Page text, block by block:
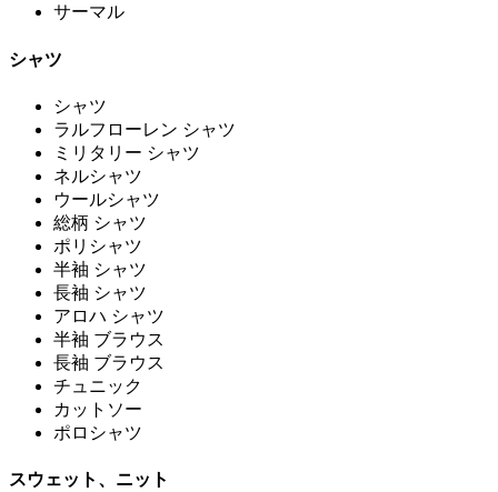
サーマル
シャツ
シャツ
ラルフローレン シャツ
ミリタリー シャツ
ネルシャツ
ウールシャツ
総柄 シャツ
ポリシャツ
半袖 シャツ
長袖 シャツ
アロハ シャツ
半袖 ブラウス
長袖 ブラウス
チュニック
カットソー
ポロシャツ
スウェット、ニット